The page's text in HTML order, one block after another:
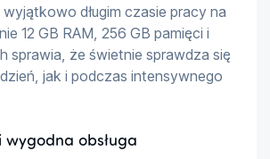
wyjątkowo długim czasie pracy na
12 GB RAM, 256 GB pamięci i
sprawia, że świetnie sprawdza się
jak i podczas intensywnego
wygodna obsługa